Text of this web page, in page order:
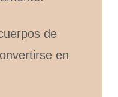
de
en